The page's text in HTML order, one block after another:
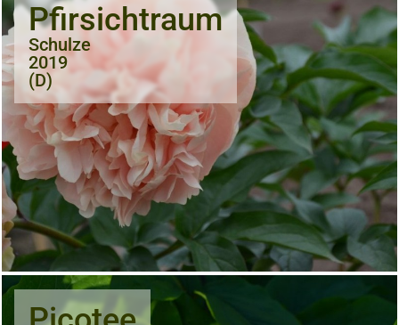
Pfirsichtraum
Schulze
2019
(D)